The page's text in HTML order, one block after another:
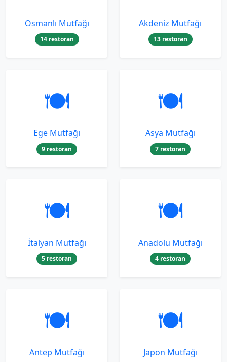
Osmanlı Mutfağı
14 restoran
Akdeniz Mutfağı
13 restoran
🍽️
Ege Mutfağı
9 restoran
🍽️
Asya Mutfağı
7 restoran
🍽️
İtalyan Mutfağı
5 restoran
🍽️
Anadolu Mutfağı
4 restoran
🍽️
Antep Mutfağı
🍽️
Japon Mutfağı